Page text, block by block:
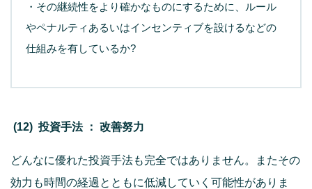
・その継続性をより確かなものにするために、ルール
やペナルティあるいはインセンティブを設けるなどの
仕組みを有しているか?
(12) 投資手法 ： 改善努力
どんなに優れた投資手法も完全ではありません。またその
効力も時間の経過とともに低減していく可能性がありま